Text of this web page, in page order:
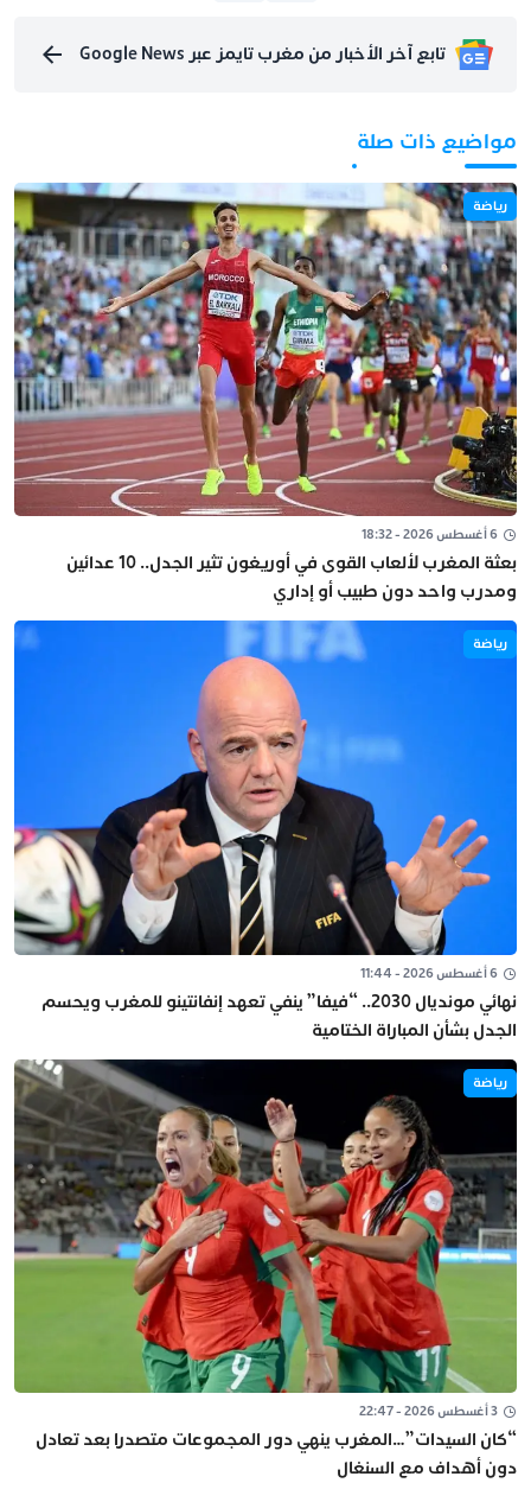
تابع آخر الأخبار من مغرب تايمز عبر Google News
مواضيع ذات صلة
رياضة
6 أغسطس 2026 - 18:32
بعثة المغرب لألعاب القوى في أوريغون تثير الجدل.. 10 عدائين
ومدرب واحد دون طبيب أو إداري
رياضة
6 أغسطس 2026 - 11:44
نهائي مونديال 2030.. “فيفا” ينفي تعهد إنفانتينو للمغرب ويحسم
الجدل بشأن المباراة الختامية
رياضة
3 أغسطس 2026 - 22:47
“كان السيدات”…المغرب ينهي دور المجموعات متصدرا بعد تعادل
دون أهداف مع السنغال